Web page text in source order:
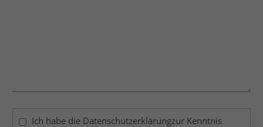
Ich habe die Datenschutzerklärungzur Kenntnis